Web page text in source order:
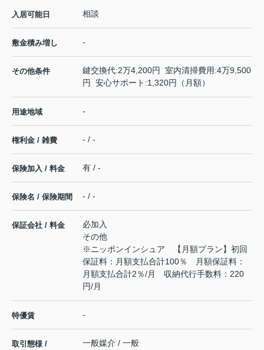
入居可能日 相談
敷金積み増し -
その他条件
鍵交換代:2万4,200円 室内清掃費用:4万9,500
円 安心サポート:1,320円（月額）
用途地域 -
権利金 / 雑費 - / -
保険加入 / 料金 有 / -
保険名 / 保険期間 - / -
保証会社 / 料金
必加入
その他
※ニッポンインシュア 【月額プラン】初回
保証料：月額支払合計100％ 月額保証料：
月額支払合計2％/月 収納代行手数料：220
円/月
特優賃 -
取引態様 /
一般媒介 / 一般